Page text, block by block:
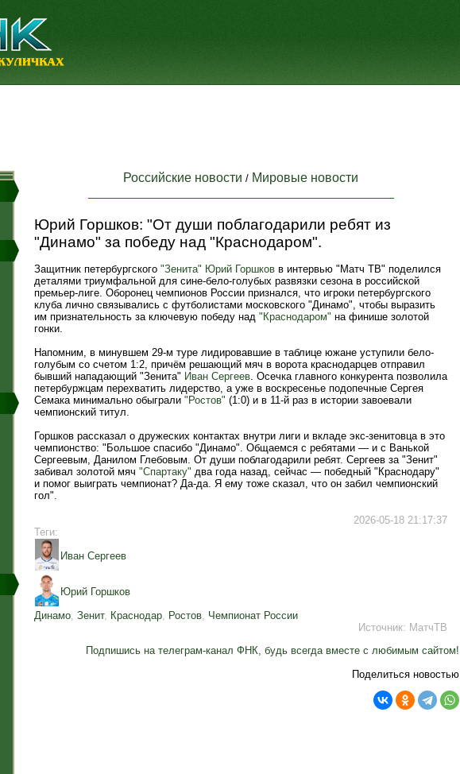
Российские новости / Мировые новости
Юрий Горшков: "От души поблагодарили ребят из
"Динамо" за победу над "Краснодаром".
Защитник петербургского "Зенита" Юрий Горшков в интервью "Матч ТВ" поделился
деталями триумфальной для сине-бело-голубых развязки сезона в российской
премьер-лиге. Оборонец чемпионов России признался, что игроки петербургского
клуба лично связывались с футболистами московского "Динамо", чтобы выразить
им признательность за ключевую победу над "Краснодаром" на финише золотой
гонки.
Напомним, в минувшем 29-м туре лидировавшие в таблице южане уступили бело-
голубым со счетом 1:2, причём решающий мяч в ворота краснодарцев отправил
бывший нападающий "Зенита" Иван Сергеев. Осечка главного конкурента позволила
петербуржцам перехватить лидерство, а уже в воскресенье подопечные Сергея
Семака минимально обыграли "Ростов" (1:0) и в 11-й раз в истории завоевали
чемпионский титул.
Горшков рассказал о дружеских контактах внутри лиги и вкладе экс-зенитовца в это
чемпионство: "Большое спасибо "Динамо". Общаемся с ребятами — и с Ванькой
Сергеевым, Данилом Глебовым. От души поблагодарили ребят. Сергеев за "Зенит"
забивал золотой мяч "Спартаку" два года назад, сейчас — победный "Краснодару"
и помог выиграть чемпионат? Да-да. Я ему тоже сказал, что он забил чемпионский
гол".
2026-05-18 21:17:37
Теги:
Иван Сергеев
Юрий Горшков
Динамо, Зенит, Краснодар, Ростов, Чемпионат России
Источник: МатчТВ
Подпишись на телеграм-канал ФНК, будь всегда вместе с любимым сайтом!
Поделиться новостью